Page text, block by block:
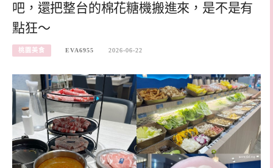
吧，還把整台的棉花糖機搬進來，是不是有
點狂～
桃園美食 EVA6955 2026-06-22